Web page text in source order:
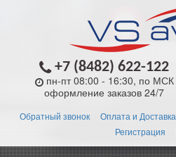
+7 (8482) 622-122
пн-пт 08:00 - 16:30, по МСК
оформление заказов 24/7
Обратный звонок Оплата и Доставка
Регистрация